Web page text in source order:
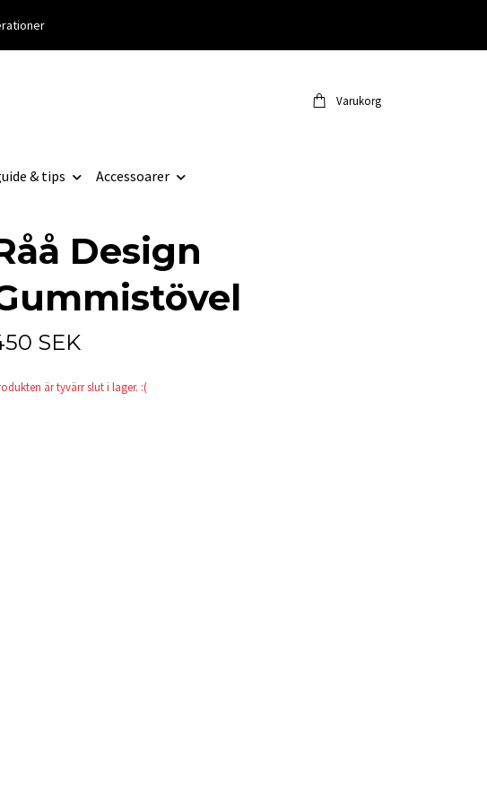
Varukorg
& tips Accessoarer
Design
SEK
är tyvärr slut i lager. :(